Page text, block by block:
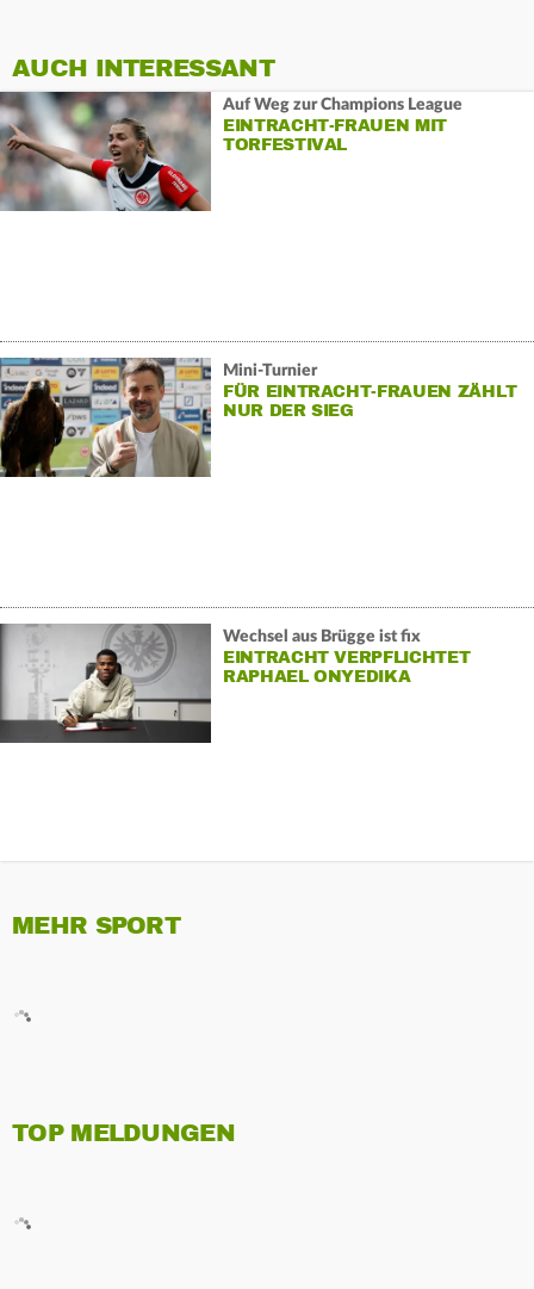
AUCH INTERESSANT
Auf Weg zur Champions League
EINTRACHT-FRAUEN MIT
TORFESTIVAL
Mini-Turnier
FÜR EINTRACHT-FRAUEN ZÄHLT
NUR DER SIEG
Wechsel aus Brügge ist fix
EINTRACHT VERPFLICHTET
RAPHAEL ONYEDIKA
MEHR SPORT
TOP MELDUNGEN